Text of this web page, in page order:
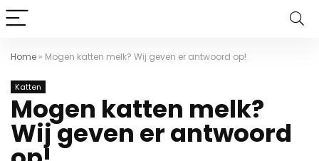
Home » Mogen katten melk? Wij geven er antwoord op!
Katten
Mogen katten melk?
Wij geven er antwoord